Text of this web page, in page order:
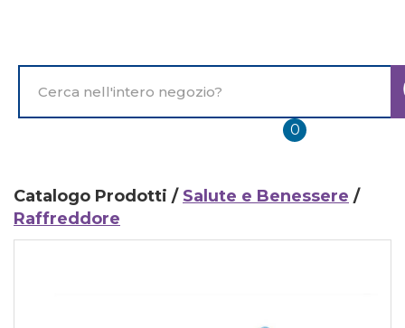
principale
Prodotto
0prodotti
inseriti
Catalogo Prodotti / Salute e Benessere /
Raffreddore